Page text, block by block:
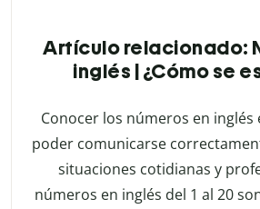
Artículo relacionado:
inglés | ¿Cómo se
Conocer los números en inglés
poder comunicarse
situaciones cotidianas y
números en inglés del 1 al 20